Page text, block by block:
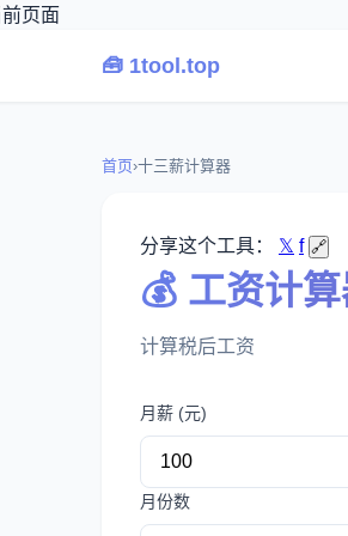
前页面
🧰 1tool.top
首页›十三薪计算器
分享这个工具： 𝕏 f 🔗
💰 工资计
计算税后工资
月薪 (元)
月份数